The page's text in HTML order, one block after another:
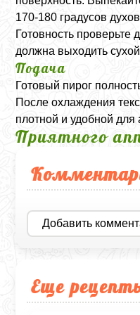
170-180 градусов
Готовность
должна выходить
Подача
Готовый пирог
После охлаждения
плотной и удобной для
Приятного
Добавить
Еще